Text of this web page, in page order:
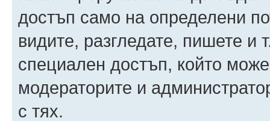
достъп само на определени
видите, разгледате, пишете
специален достъп, който
модераторите и
с тях.